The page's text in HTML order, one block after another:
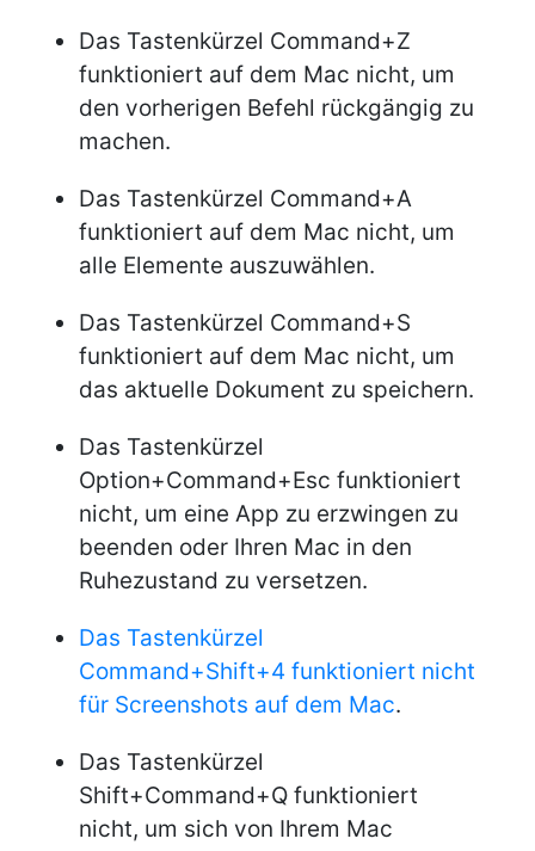
Das Tastenkürzel Command+Z
funktioniert auf dem Mac nicht, um
den vorherigen Befehl rückgängig zu
machen.
Das Tastenkürzel Command+A
funktioniert auf dem Mac nicht, um
alle Elemente auszuwählen.
Das Tastenkürzel Command+S
funktioniert auf dem Mac nicht, um
das aktuelle Dokument zu speichern.
Das Tastenkürzel
Option+Command+Esc funktioniert
nicht, um eine App zu erzwingen zu
beenden oder Ihren Mac in den
Ruhezustand zu versetzen.
Das Tastenkürzel
Command+Shift+4 funktioniert nicht
für Screenshots auf dem Mac.
Das Tastenkürzel
Shift+Command+Q funktioniert
nicht, um sich von Ihrem Mac